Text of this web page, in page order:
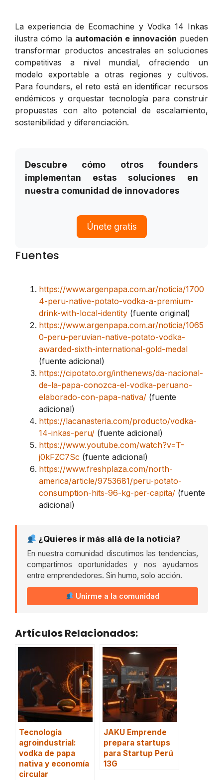
La experiencia de Ecomachine y Vodka 14 Inkas
ilustra cómo la automación e innovación pueden
transformar productos ancestrales en soluciones
competitivas a nivel mundial, ofreciendo un
modelo exportable a otras regiones y cultivos.
Para founders, el reto está en identificar recursos
endémicos y orquestar tecnología para construir
propuestas con alto potencial de escalamiento,
sostenibilidad y diferenciación.
Descubre cómo otros founders
implementan estas soluciones en
nuestra comunidad de innovadores
Únete gratis
Fuentes
https://www.argenpapa.com.ar/noticia/1700
4-peru-native-potato-vodka-a-premium-
drink-with-local-identity (fuente original)
https://www.argenpapa.com.ar/noticia/1065
0-peru-peruvian-native-potato-vodka-
awarded-sixth-international-gold-medal
(fuente adicional)
https://cipotato.org/inthenews/da-nacional-
de-la-papa-conozca-el-vodka-peruano-
elaborado-con-papa-nativa/ (fuente
adicional)
https://lacanasteria.com/producto/vodka-
14-inkas-peru/ (fuente adicional)
https://www.youtube.com/watch?v=T-
j0kFZC7Sc (fuente adicional)
https://www.freshplaza.com/north-
america/article/9753681/peru-potato-
consumption-hits-96-kg-per-capita/ (fuente
adicional)
¿Quieres ir más allá de la noticia?
En nuestra comunidad discutimos las tendencias,
compartimos oportunidades y nos ayudamos
entre emprendedores. Sin humo, solo acción.
Unirme a la comunidad
Artículos Relacionados:
Tecnología
agroindustrial:
vodka de papa
nativa y economía
circular
JAKU Emprende
prepara startups
para Startup Perú
13G